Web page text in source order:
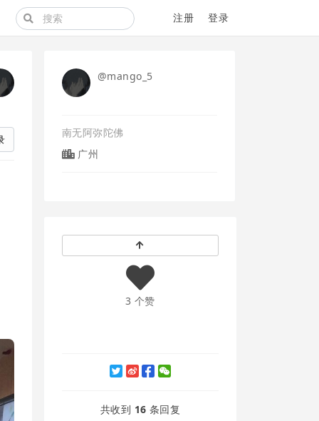
注册 登录
@mango_5
南无阿弥陀佛
广州
3 个赞
共收到 16 条回复